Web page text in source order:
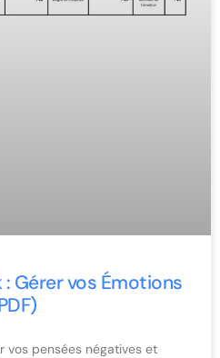
Gérer vos Émotions
vos pensées négatives et